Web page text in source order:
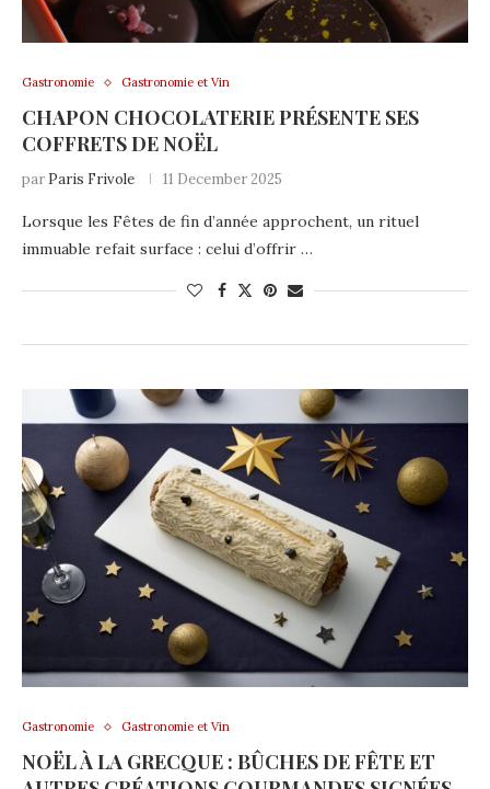
Gastronomie Gastronomie et Vin
CHAPON CHOCOLATERIE PRÉSENTE SES
COFFRETS DE NOËL
par Paris Frivole 11 December 2025
Lorsque les Fêtes de fin d’année approchent, un rituel
immuable refait surface : celui d’offrir …
Gastronomie Gastronomie et Vin
NOËL À LA GRECQUE : BÛCHES DE FÊTE ET